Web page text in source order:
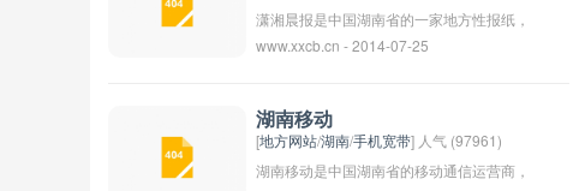
潇湘晨报是中国湖南省的一家地方性报纸，
成立于1985年，是湖南省的重要主流媒体
领域的报道。该报在湖南省具有较高的影响
力和知名度，是广大读者获取新闻信息的重
要渠道之一。
www.xxcb.cn - 2014-07-25
湖南移动
[地方网站/湖南/手机宽带] 人气 (97961)
湖南移动是中国湖南省的移动通信运营商，